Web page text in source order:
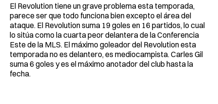
El Revolution tiene un grave problema esta temporada,
parece ser que todo funciona bien excepto el área del
ataque. El Revolution suma 19 goles en 16 partidos, lo cual
lo sitúa como la cuarta peor delantera de la Conferencia
Este de la MLS. El máximo goleador del Revolution esta
temporada no es delantero, es mediocampista. Carles Gil
suma 6 goles y es el máximo anotador del club hasta la
fecha.